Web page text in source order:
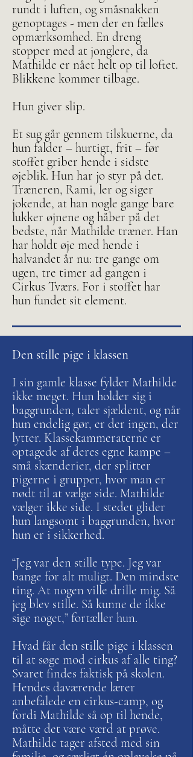
rundt i luften, og småsnakken
genoptages - men der en fælles
opmærksomhed. En dreng
stopper med at jonglere, da
Mathilde er nået helt op til loftet.
Blikkene kommer tilbage.
Hun giver slip.
Et sug går gennem tilskuerne, da
hun falder – hurtigt, frit – før
stoffet griber hende i sidste
øjeblik. Hun har jo styr på det.
Træneren, Rami, ler og siger
jokende, at han nogle gange bare
lukker øjnene og håber på det
bedste, når Mathilde træner. Han
har holdt øje med hende i
halvandet år nu: tre gange om
ugen, tre timer ad gangen i
Cirkus Tværs. For i stoffet har
hun fundet sit element.
Den stille pige i klassen
I sin gamle klasse fylder Mathilde
ikke meget. Hun holder sig i
baggrunden, taler sjældent, og når
hun endelig gør, er der ingen, der
lytter. Klassekammeraterne er
optagede af deres egne kampe –
små skænderier, der splitter
pigerne i grupper, hvor man er
nødt til at vælge side. Mathilde
vælger ikke side. I stedet glider
hun langsomt i baggrunden, hvor
hun er i sikkerhed.
“Jeg var den stille type. Jeg var
bange for alt muligt. Den mindste
ting. At nogen ville drille mig. Så
jeg blev stille. Så kunne de ikke
sige noget,” fortæller hun.
Hvad får den stille pige i klassen
til at søge mod cirkus af alle ting?
Svaret findes faktisk på skolen.
Hendes daværende lærer
anbefalede en cirkus-camp, og
fordi Mathilde så op til hende,
måtte det være værd at prøve.
Mathilde tager afsted med sin